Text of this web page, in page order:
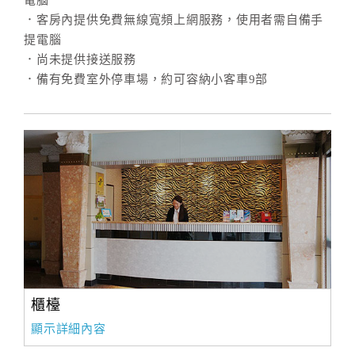
．客房內提供免費無線寬頻上網服務，使用者需自備手
提電腦
．尚未提供接送服務
．備有免費室外停車場，約可容納小客車9部
櫃檯
顯示詳細內容